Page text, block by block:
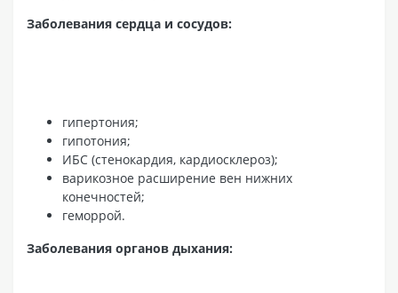
Заболевания сердца и сосудов:
гипертония;
гипотония;
ИБС (стенокардия, кардиосклероз);
варикозное расширение вен нижних
конечностей;
геморрой.
Заболевания органов дыхания: